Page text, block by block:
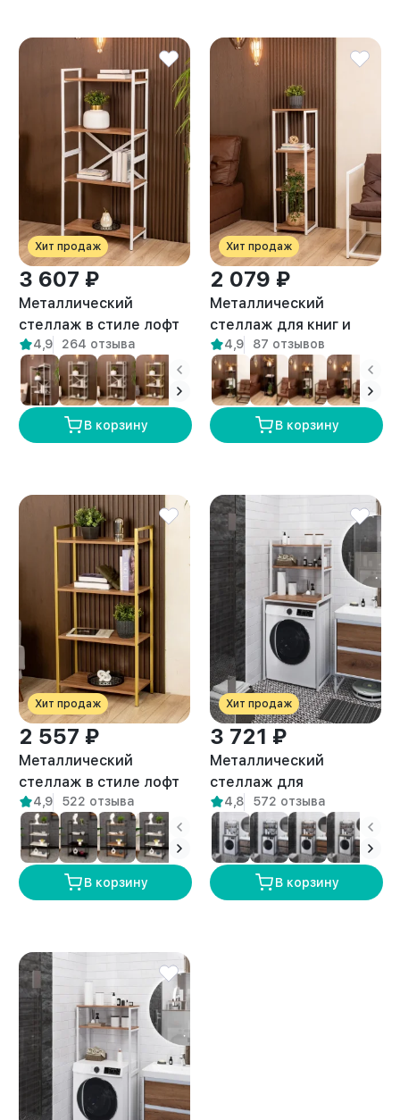
Хит продаж
3 607 ₽
Металлический
стеллаж в стиле лофт
Дунай белый/амаретто
4,9 264 отзыва
В корзину
Хит продаж
2 079 ₽
Металлический
стеллаж для книг и
растений лофт Арру
белый/амаретто
4,9 87 отзывов
В корзину
Хит продаж
2 557 ₽
Металлический
стеллаж в стиле лофт
Луара золотой/
амаретто
4,9 522 отзыва
В корзину
Хит продаж
3 721 ₽
Металлический
стеллаж для
стиральной машины
лофт Керио белый/
амаретто
4,8 572 отзыва
В корзину